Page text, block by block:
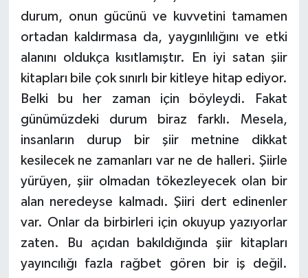
durum, onun gücünü ve kuvvetini tamamen
ortadan kaldırmasa da, yaygınlılığını ve etki
alanını oldukça kısıtlamıştır. En iyi satan şiir
kitapları bile çok sınırlı bir kitleye hitap ediyor.
Belki bu her zaman için böyleydi. Fakat
günümüzdeki durum biraz farklı. Mesela,
insanların durup bir şiir metnine dikkat
kesilecek ne zamanları var ne de halleri. Şiirle
yürüyen, şiir olmadan tökezleyecek olan bir
alan neredeyse kalmadı. Şiiri dert edinenler
var. Onlar da birbirleri için okuyup yazıyorlar
zaten. Bu açıdan bakıldığında şiir kitapları
yayıncılığı fazla rağbet gören bir iş değil.